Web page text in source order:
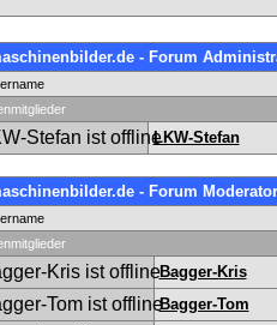
- Forum
LKW-Stefan
- Forum
Bagger-Kris
Bagger-Tom